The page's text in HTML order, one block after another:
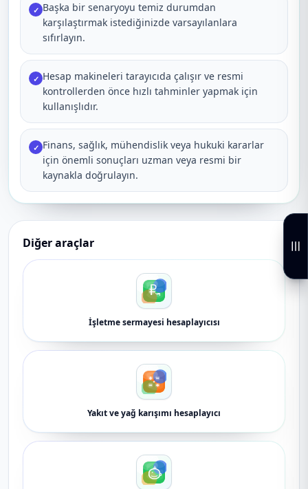
✓ Başka bir senaryoyu temiz durumdan
karşılaştırmak istediğinizde varsayılanlara
sıfırlayın.
✓ Hesap makineleri tarayıcıda çalışır ve resmi
kontrollerden önce hızlı tahminler yapmak için
kullanışlıdır.
✓ Finans, sağlık, mühendislik veya hukuki kararlar
için önemli sonuçları uzman veya resmi bir
kaynakla doğrulayın.
Diğer araçlar
İşletme sermayesi hesaplayıcısı
Yakıt ve yağ karışımı hesaplayıcı